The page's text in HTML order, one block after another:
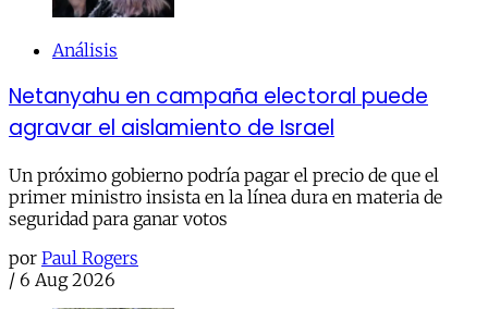
Análisis
Netanyahu en campaña electoral puede
agravar el aislamiento de Israel
Un próximo gobierno podría pagar el precio de que el
primer ministro insista en la línea dura en materia de
seguridad para ganar votos
por Paul Rogers
/ 6 Aug 2026